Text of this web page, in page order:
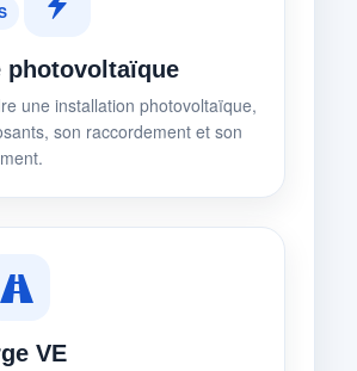
photovoltaïque
une installation photovoltaïque,
son raccordement et son
VE